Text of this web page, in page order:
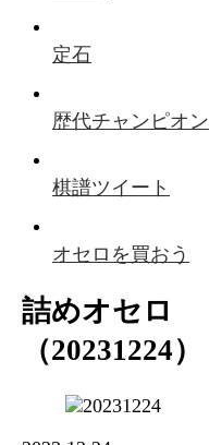
定石
歴代チャンピオン
棋譜ツイート
オセロを買おう
詰めオセロ
（20231224）